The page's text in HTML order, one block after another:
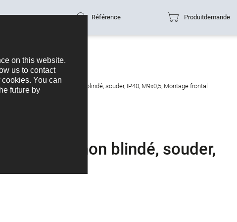
Référence Produitdemande
femelle, Contacts: 5, non blindé, souder, IP40, M9x0,5, Montage frontal
5, non blindé, souder,